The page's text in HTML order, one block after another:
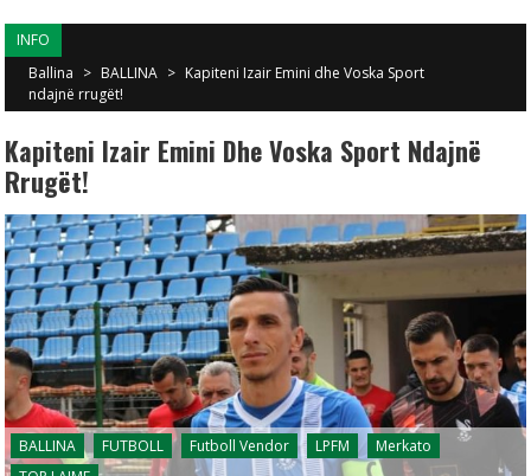
INFO
Ballina > BALLINA > Kapiteni Izair Emini dhe Voska Sport
ndajnë rrugët!
Kapiteni Izair Emini Dhe Voska Sport Ndajnë
Rrugët!
BALLINA FUTBOLL Futboll Vendor LPFM
Merkato